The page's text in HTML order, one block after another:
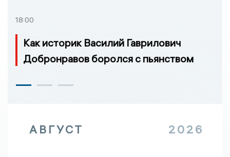
18:00
Как историк Василий Гаврилович
Добронравов боролся с пьянством
АВГУСТ 2026